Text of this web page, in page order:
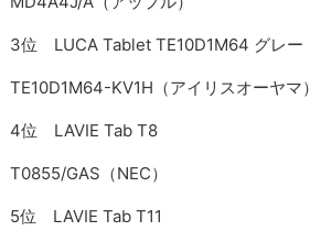
3位 LUCA Tablet TE10D1M64 グレー
TE10D1M64-KV1H（アイリスオーヤマ）
4位 LAVIE Tab T8
T0855/GAS（NEC）
5位 LAVIE Tab T11